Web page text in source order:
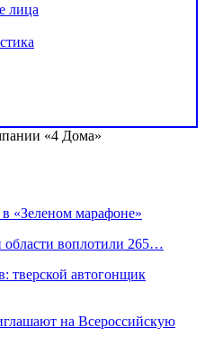
лица
«4 Дома»
«Зеленом марафоне»
области воплотили 265…
тверской автогонщик
на Всероссийскую